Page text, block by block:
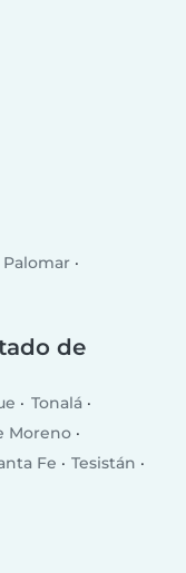
Palomar
de
Tonalá
Moreno
Fe
Tesistán